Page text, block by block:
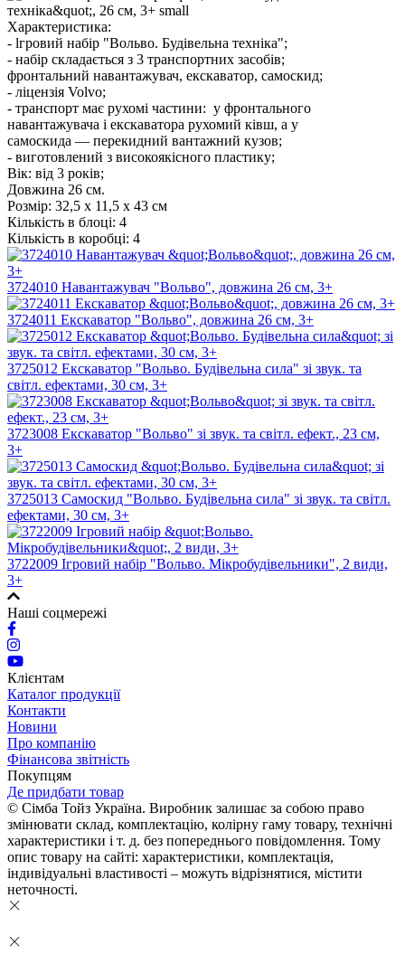
Характеристика:
- lгровий набiр "Вольво. Будівельна техніка";
- набір складається з 3 транспортних засобів;
фронтальний навантажувач, екскаватор, самоскид;
- ліцензія Volvo;
- транспорт має рухомі частини: у фронтального
навантажувача і екскаватора рухомий ківш, а у
самоскида — перекидний вантажний кузов;
- виготовлений з високоякісного пластику;
Вік: від 3 років;
Довжина 26 см.
Розмір: 32,5 x 11,5 x 43 см
Кількість в блоці: 4
Кількість в коробці: 4
3724010 Навантажувач "Вольво", довжина 26 см, 3+
3724011 Екскаватор "Вольво", довжина 26 см, 3+
3725012 Екскаватор "Вольво. Будівельна сила" зі звук. та
світл. ефектами, 30 см, 3+
3723008 Екскаватор "Вольво" зі звук. та світл. ефект., 23 см,
3+
3725013 Самоскид "Вольво. Будівельна сила" зі звук. та світл.
ефектами, 30 см, 3+
3722009 Ігровий набір "Вольво. Мікробудівельники", 2 види,
3+
Наші соцмережі
Клієнтам
Каталог продукції
Контакти
Новини
Про компанію
Фінансова звітність
Покупцям
Де придбати товар
© Сімба Тойз Україна. Виробник залишає за собою право
змінювати склад, комплектацію, колірну гаму товару, технічні
характеристики і т. д. без попереднього повідомлення. Тому
опис товару на сайті: характеристики, комплектація,
індивідуальні властивості – можуть відрізнятися, містити
неточності.